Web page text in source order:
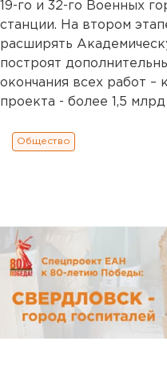
19-го и 32-го Военных
станции. На втором
расширять
построят
окончания всех работ –
проекта - более 1,5
Общество